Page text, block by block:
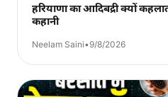
हरियाणा का आदिबद्री क्यों
कहानी
Neelam Saini•9/8/2026